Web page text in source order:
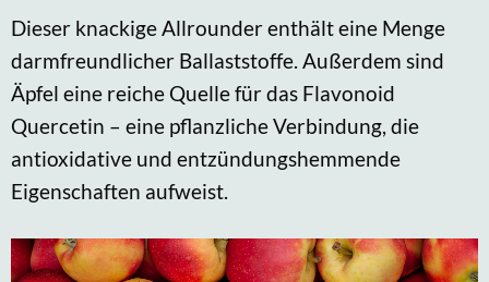
Dieser knackige Allrounder enthält eine Menge
darmfreundlicher Ballaststoffe. Außerdem sind
Äpfel eine reiche Quelle für das Flavonoid
Quercetin – eine pflanzliche Verbindung, die
antioxidative und entzündungshemmende
Eigenschaften aufweist.